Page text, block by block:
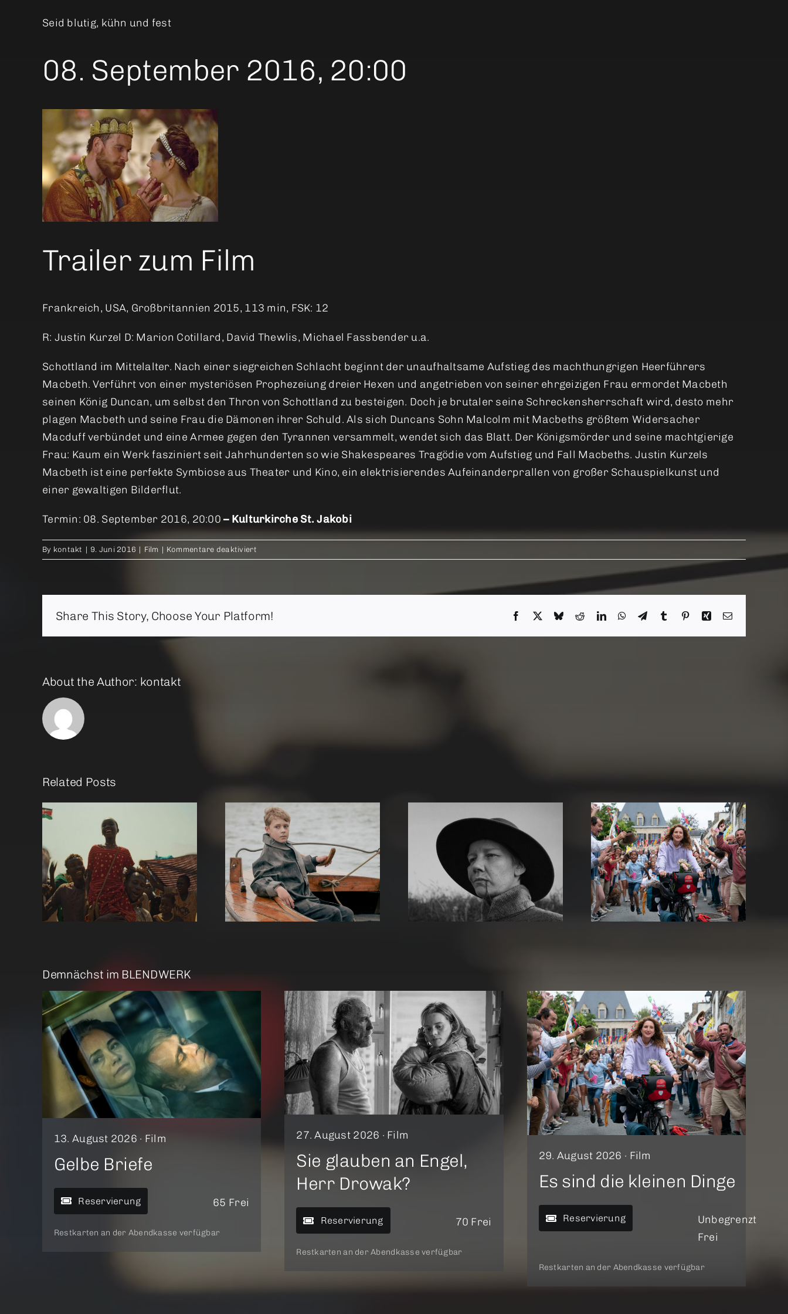
Seid blutig, kühn und fest
08. September 2016, 20:00
Trailer zum Film
Frankreich, USA, Großbritannien 2015, 113 min, FSK: 12
R: Justin Kurzel D: Marion Cotillard, David Thewlis, Michael Fassbender u.a.
Schottland im Mittelalter. Nach einer siegreichen Schlacht beginnt der unaufhaltsame Aufstieg des machthungrigen Heerführers
Macbeth. Verführt von einer mysteriösen Prophezeiung dreier Hexen und angetrieben von seiner ehrgeizigen Frau ermordet Macbeth
seinen König Duncan, um selbst den Thron von Schottland zu besteigen. Doch je brutaler seine Schreckensherrschaft wird, desto mehr
plagen Macbeth und seine Frau die Dämonen ihrer Schuld. Als sich Duncans Sohn Malcolm mit Macbeths größtem Widersacher
Macduff verbündet und eine Armee gegen den Tyrannen versammelt, wendet sich das Blatt. Der Königsmörder und seine machtgierige
Frau: Kaum ein Werk fasziniert seit Jahrhunderten so wie Shakespeares Tragödie vom Aufstieg und Fall Macbeths. Justin Kurzels
Macbeth ist eine perfekte Symbiose aus Theater und Kino, ein elektrisierendes Aufeinanderprallen von großer Schauspielkunst und
einer gewaltigen Bilderflut.
Termin: 08. September 2016, 20:00 – Kulturkirche St. Jakobi
By kontakt | 9. Juni 2016 | Film | Kommentare deaktiviertfür
Macbeth
Share This Story, Choose Your Platform! Facebook
X BlueskyRedditLinkedInWhatsApp
TelegramTumblrPinterestXingEmail
About the Author: kontakt
Related Posts
Amrum Rose
Es sind die kleinen
Dinge
Nawi – Dear Future Me
Demnächst im BLENDWERK
13. August 2026 · Film
Gelbe Briefe
Reservierung 65 Frei
Restkarten an der Abendkasse verfügbar
27. August 2026 · Film
Sie glauben an Engel,
Herr Drowak?
Reservierung 70 Frei
Restkarten an der Abendkasse verfügbar
29. August 2026 · Film
Es sind die kleinen Dinge
Reservierung
Unbegrenzt
Frei
Restkarten an der Abendkasse verfügbar